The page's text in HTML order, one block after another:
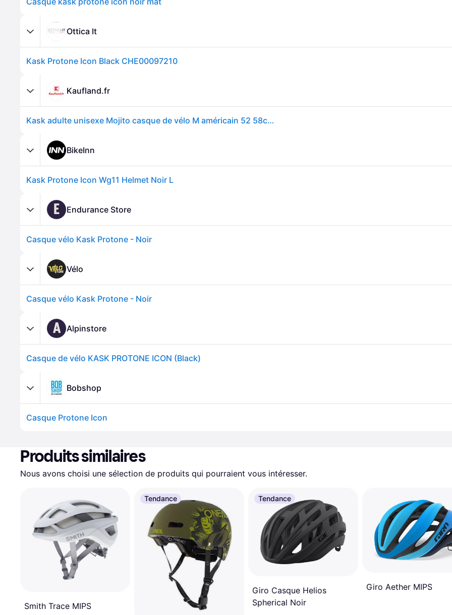
Ottica It
Kask Protone Icon Black CHE00097210
Kaufland.fr
Kask adulte unisexe Mojito casque de vélo M américain 52 58cm Populaire
BikeInn
Kask Protone Icon Wg11 Helmet Noir L
E Endurance Store
Casque vélo Kask Protone - Noir
Vélo
Casque vélo Kask Protone - Noir
A Alpinstore
Casque de vélo KASK PROTONE ICON (Black)
Bobshop
Casque Protone Icon
Produits similaires
Nous avons choisi une sélection de produits qui pourraient vous intéresser.
Smith Trace MIPS
Tendance Tendance
Giro Casque Helios
Spherical Noir
Giro Aether MIPS